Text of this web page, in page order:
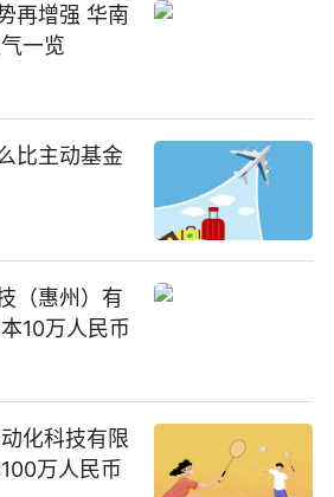
再增强 华南
一览
比主动基金
（惠州）有
10万人民币
化科技有限
万人民币